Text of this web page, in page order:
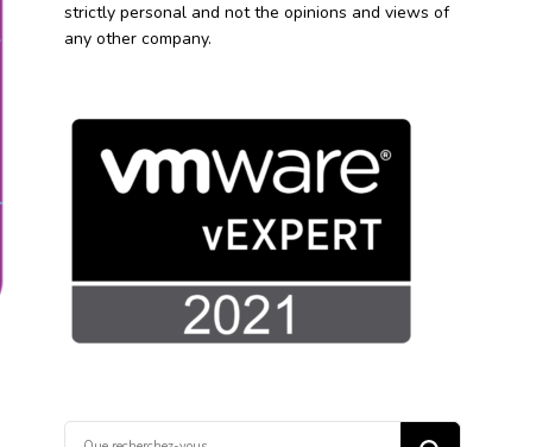
strictly personal and not the opinions and views of
any other company.